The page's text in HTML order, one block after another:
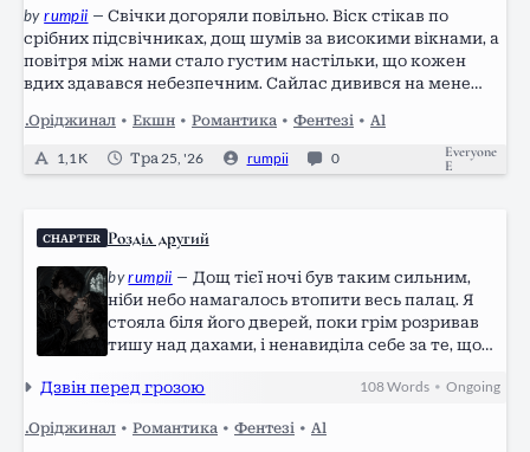
byrumpii — Свічки догоряли повільно. Віск стікав по
срібних підсвічниках, дощ шумів за високими вікнами, а
повітря між нами стало густим настільки, що кожен
вдих здавався небезпечним. Сайлас дивився на мене
найгірше — мені це…
.Оріджинал • Екшн • Романтика • Фентезі • Al
1,1 K Тра 25, '26 rumpii 0
Everyone
E
CHAPTER Розділ другий
byrumpii — Дощ тієї ночі був таким сильним,
ніби небо намагалось втопити весь палац. Я
стояла біля його дверей, поки грім розривав
тишу над дахами, і ненавиділа себе за те, що
знала: він чекав. Двері відчинились раніше,
Дзвін перед грозою 108Words •Ongoing
.Оріджинал • Романтика • Фентезі • Al